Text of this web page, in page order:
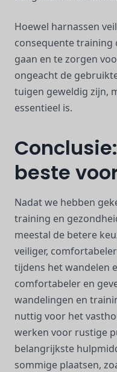
Hoewel harnassen
consequente training
gaan en te zorgen
ongeacht de
tuigen geweldig zijn,
essentieel is.
beste
Nadat we hebben
training en
meestal de betere
veiliger,
tijdens het wandelen
comfortabeler en
wandelingen en
nuttig voor het
werken voor rustige
belangrijkste
sommige plaatsen,